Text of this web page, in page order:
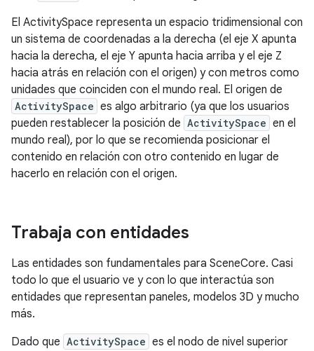
El ActivitySpace representa un espacio tridimensional con
un sistema de coordenadas a la derecha (el eje X apunta
hacia la derecha, el eje Y apunta hacia arriba y el eje Z
hacia atrás en relación con el origen) y con metros como
unidades que coinciden con el mundo real. El origen de
ActivitySpace es algo arbitrario (ya que los usuarios
pueden restablecer la posición de ActivitySpace en el
mundo real), por lo que se recomienda posicionar el
contenido en relación con otro contenido en lugar de
hacerlo en relación con el origen.
Trabaja con entidades
Las entidades son fundamentales para SceneCore. Casi
todo lo que el usuario ve y con lo que interactúa son
entidades que representan paneles, modelos 3D y mucho
más.
Dado que ActivitySpace es el nodo de nivel superior